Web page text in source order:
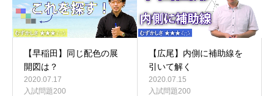
【早稲田】同じ配色の展
開図は？
2020.07.17
入試問題200
【広尾】内側に補助線を
引いて解く
2020.07.15
入試問題200